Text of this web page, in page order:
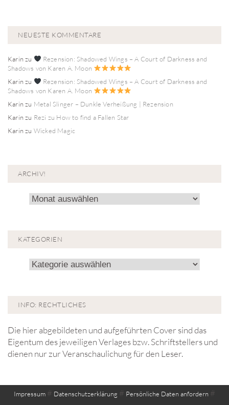
NEUESTE KOMMENTARE
Karinzu
Rezension: Shadowed Wings – A Court of Darkness and
Shadows von Karen A. Moon
Karinzu
Rezension: Shadowed Wings – A Court of Darkness and
Shadows von Karen A. Moon
Karinzu Metal Slinger – Dunkle Verheißung | Rezension
Karinzu Rezi zu How to find a Fallen Star
Karinzu Wicked Magic
ARCHIV!
Archiv!
KATEGORIEN
Kategorien
INFO: RECHTLICHES
Die hier abgebildeten und aufgeführten Cover sind das
Eigentum des jeweiligen Verlages bzw. Schriftstellers und
dienen nur zur Veranschaulichung für den Leser.
Impressum # Datenschutzerklärung # Persönliche Daten anfordern #